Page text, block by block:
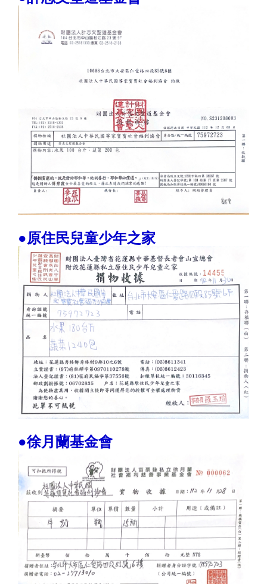
●原住民兒童少年之家
●徐月蘭基金會